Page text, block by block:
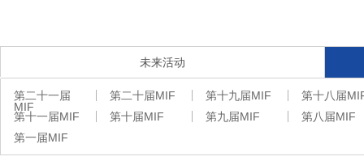
未来活动
第二十一届
MIF
第二十届MIF 第十九届MIF
第十八届
第十一届MIF
第十届MIF 第九届MIF
第八届MIF
第一届MIF